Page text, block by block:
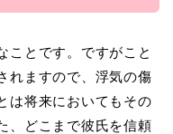
ことです。ですがこと
れますので、浮気の傷
は将来においてもその
、どこまで彼氏を信頼